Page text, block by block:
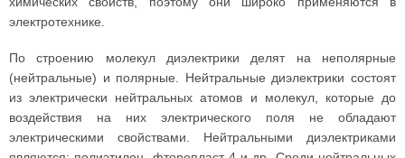
электротехнике.
По строению молекул диэлектрики делят на неполярные
(нейтральные) и полярные. Нейтральные диэлектрики состоят
из электрически нейтральных атомов и молекул, которые до
воздействия на них электрического поля не обладают
электрическими свойствами. Нейтральными диэлектриками